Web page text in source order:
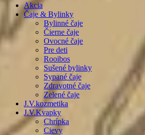
Akcia
Čaje & Bylinky
Bylinné čaje
Čierne čaje
Ovocné čaje
Pre deti
Rooibos
Sušené bylinky
Sypané čaje
Zdravotné čaje
Zelené čaje
J.V.kozmetika
J.V.Kvapky
Chrípka
Cievy